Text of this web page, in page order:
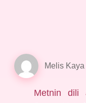
Melis Kaya
Metnin dili